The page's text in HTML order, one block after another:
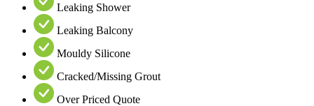
Leaking Shower
Leaking Balcony
Mouldy Silicone
Cracked/Missing Grout
Over Priced Quote